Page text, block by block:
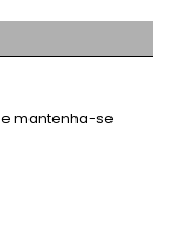
mantenha-se